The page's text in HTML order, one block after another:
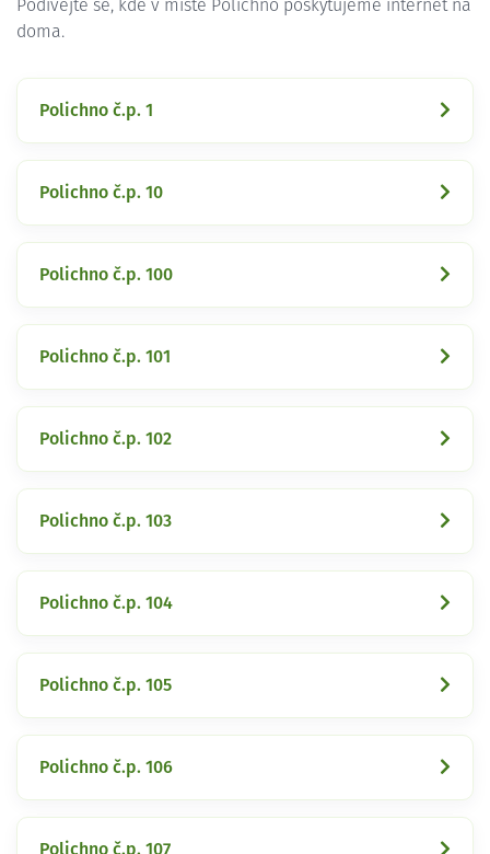
Podívejte se, kde v místě Polichno poskytujeme internet na
doma.
Polichno č.p. 1
Polichno č.p. 10
Polichno č.p. 100
Polichno č.p. 101
Polichno č.p. 102
Polichno č.p. 103
Polichno č.p. 104
Polichno č.p. 105
Polichno č.p. 106
Polichno č.p. 107